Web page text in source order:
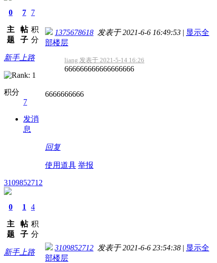
0
主
题
7
帖
子
7
积
分
新手上路
积分
7
发消
息
1375678618 发表于 2021-6-6 16:49:53 | 显示全
部楼层
liang 发表于 2021-5-14 16:26
666666666666666666
6666666666
回复
使用道具 举报
3109852712
0
主
题
1
帖
子
4
积
分
新手上路
3109852712 发表于 2021-6-6 23:54:38 | 显示全
部楼层